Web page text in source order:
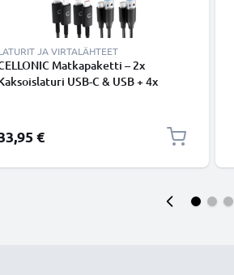
JA VIRTALÄHTEET
Matkapaketti – 2x
USB-C & USB + 4x
Kaiuttimille, Älykelloille
– 2x 20W PD USB-pikalaturia
€